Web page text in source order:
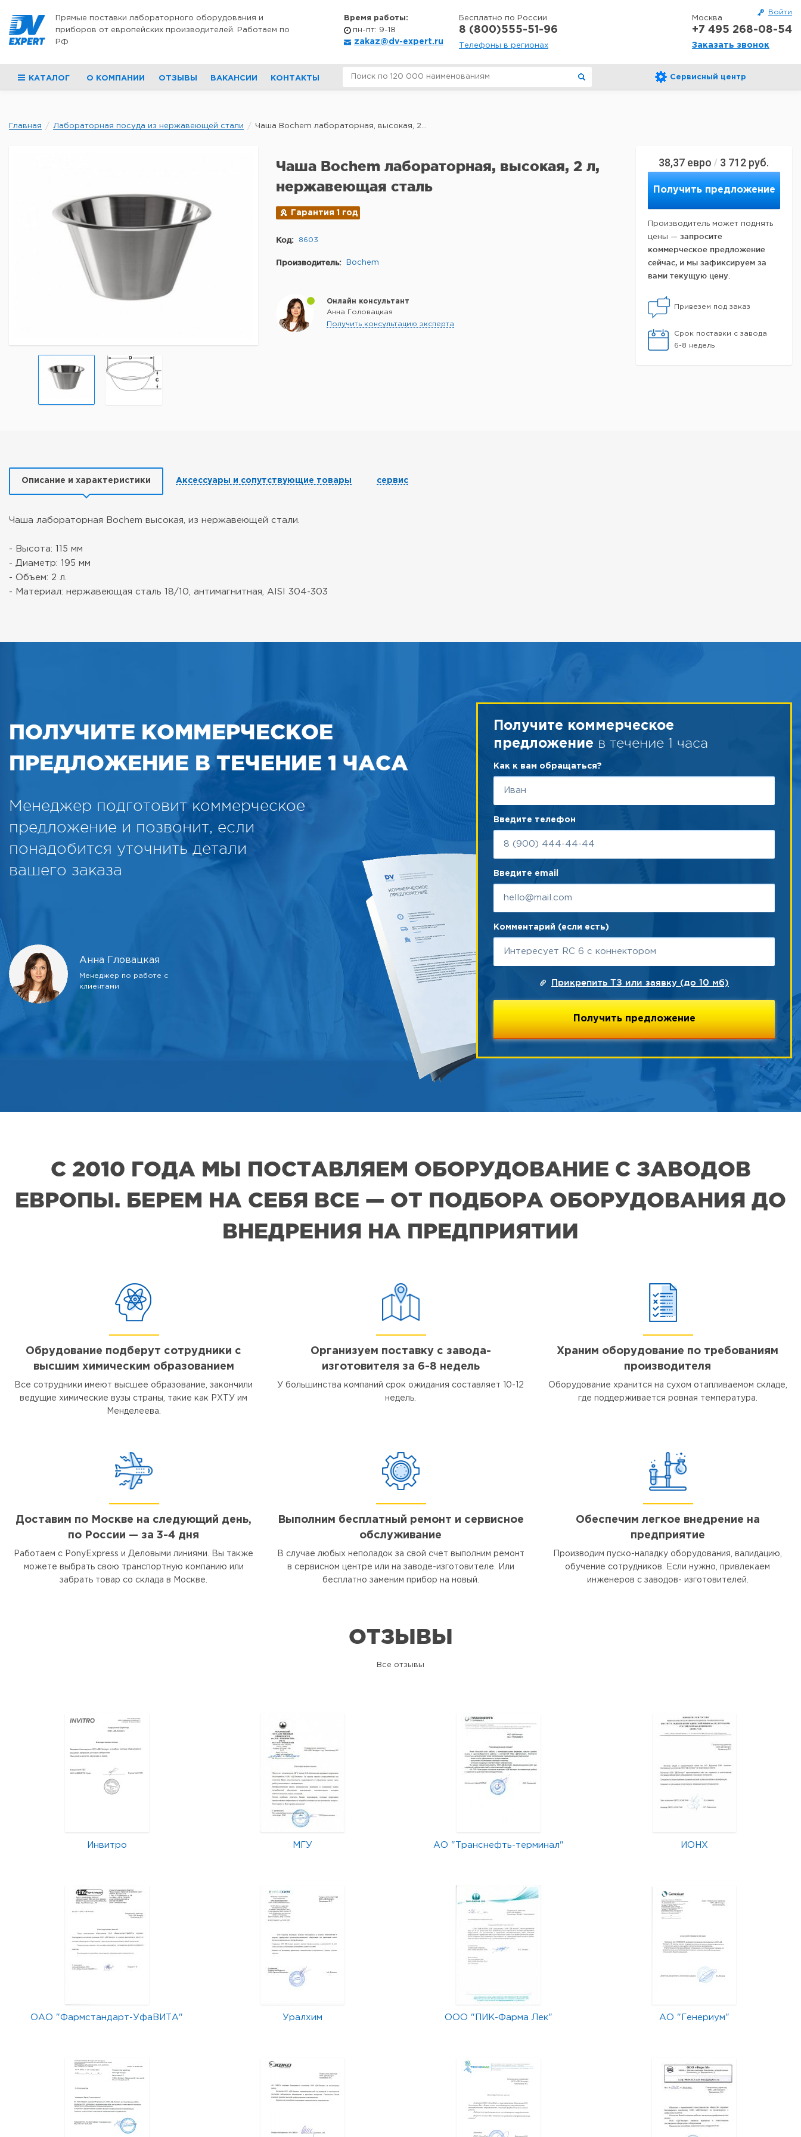
Войти
Прямые поставки лабораторного оборудования и
приборов от европейских производителей. Работаем по
РФ
Время работы:
пн-пт: 9-18
zakaz@dv-expert.ru
Бесплатно по России
8 (800)555-51-96
Телефоны в регионах
Москва
+7 495 268-08-54
Заказать звонок
КАТАЛОГ О КОМПАНИИ ОТЗЫВЫ ВАКАНСИИ КОНТАКТЫ Сервисный центр
Главная Лабораторная посуда из нержавеющей стали Чаша Bochem лабораторная, высокая, 2...
38,37 евро / 3 712 руб.
Получить предложение
Производитель может поднять
цены — запросите
коммерческое предложение
сейчас, и мы зафиксируем за
вами текущую цену.
Привезем под заказ
Срок поставки с завода
6-8 недель
Чаша Bochem лабораторная, высокая, 2 л,
нержавеющая сталь
Гарантия 1 год
Код: 8603
Производитель: Bochem
Онлайн консультант
Анна Головацкая
Получить консультацию эксперта
Описание и характеристики Аксессуары и сопутствующие товары сервис
Чаша лабораторная Bochem высокая, из нержавеющей стали.
- Высота: 115 мм
- Диаметр: 195 мм
- Объем: 2 л.
- Материал: нержавеющая сталь 18/10, антимагнитная, AISI 304-303
ПОЛУЧИТЕ КОММЕРЧЕСКОЕ
ПРЕДЛОЖЕНИЕ В ТЕЧЕНИЕ 1 ЧАСА
Менеджер подготовит коммерческое
предложение и позвонит, если
понадобится уточнить детали
вашего заказа
Анна Гловацкая
Менеджер по работе с
клиентами
Получите коммерческое
предложение в течение 1 часа
Как к вам обращаться?
Введите телефон
Введите email
Комментарий (если есть)
Прикрепить ТЗ или заявку (до 10 мб)
С 2010 ГОДА МЫ ПОСТАВЛЯЕМ ОБОРУДОВАНИЕ С ЗАВОДОВ
ЕВРОПЫ. БЕРЕМ НА СЕБЯ ВСЕ — ОТ ПОДБОРА ОБОРУДОВАНИЯ ДО
ВНЕДРЕНИЯ НА ПРЕДПРИЯТИИ
Обрудование подберут сотрудники с
высшим химическим образованием
Все сотрудники имеют высшее образование, закончили
ведущие химические вузы страны, такие как РХТУ им
Менделеева.
Организуем поставку с завода-
изготовителя за 6-8 недель
У большинства компаний срок ожидания составляет 10-12
недель.
Храним оборудование по требованиям
производителя
Оборудование хранится на сухом отапливаемом складе,
где поддерживается ровная температура.
Доставим по Москве на следующий день,
по России — за 3-4 дня
Работаем с PonyExpress и Деловыми линиями. Вы также
можете выбрать свою транспортную компанию или
забрать товар со склада в Москве.
Выполним бесплатный ремонт и сервисное
обслуживание
В случае любых неполадок за свой счет выполним ремонт
в сервисном центре или на заводе-изготовителе. Или
бесплатно заменим прибор на новый.
Обеспечим легкое внедрение на
предприятие
Производим пуско-наладку оборудования, валидацию,
обучение сотрудников. Если нужно, привлекаем
инженеров с заводов- изготовителей.
ОТЗЫВЫ
Все отзывы
Инвитро МГУ АО "Транснефть-терминал" ИОНХ
ОАО "Фармстандарт-УфаВИТА" Уралхим ООО "ПИК-Фарма Лек" АО "Генериум"